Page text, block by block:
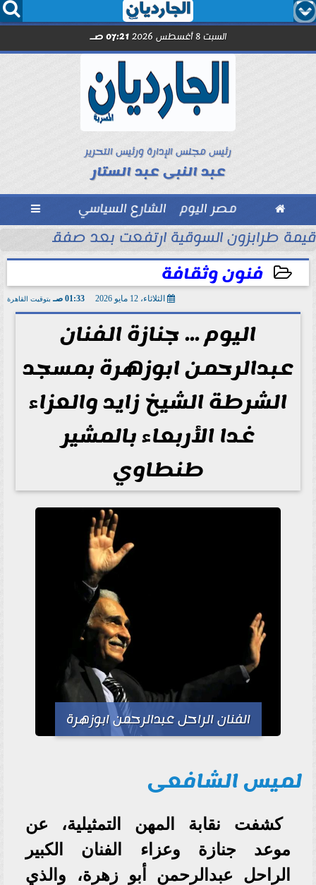
  
السبت 8 أغسطس 2026 07:21 صـ
رئيس مجلس الإدارة ورئيس التحرير
عبد النبى عبد الستار
 مصر اليوم الشارع السياسي 
قيمة طرابزون السوقية ارتفعت بعد صفقة
فنون وثقافة
الثلاثاء، 12 مايو 2026 01:33 صـ بتوقيت القاهرة
اليوم ... جنازة الفنان
عبدالرحمن ابوزهرة بمسجد
الشرطة الشيخ زايد والعزاء
غدا الأربعاء بالمشير
طنطاوي
الفنان الراحل عبدالرحمن ابوزهرة
لميس الشافعى
كشفت نقابة المهن التمثيلية، عن
موعد جنازة وعزاء الفنان الكبير
الراحل عبدالرحمن أبو زهرة، والذي